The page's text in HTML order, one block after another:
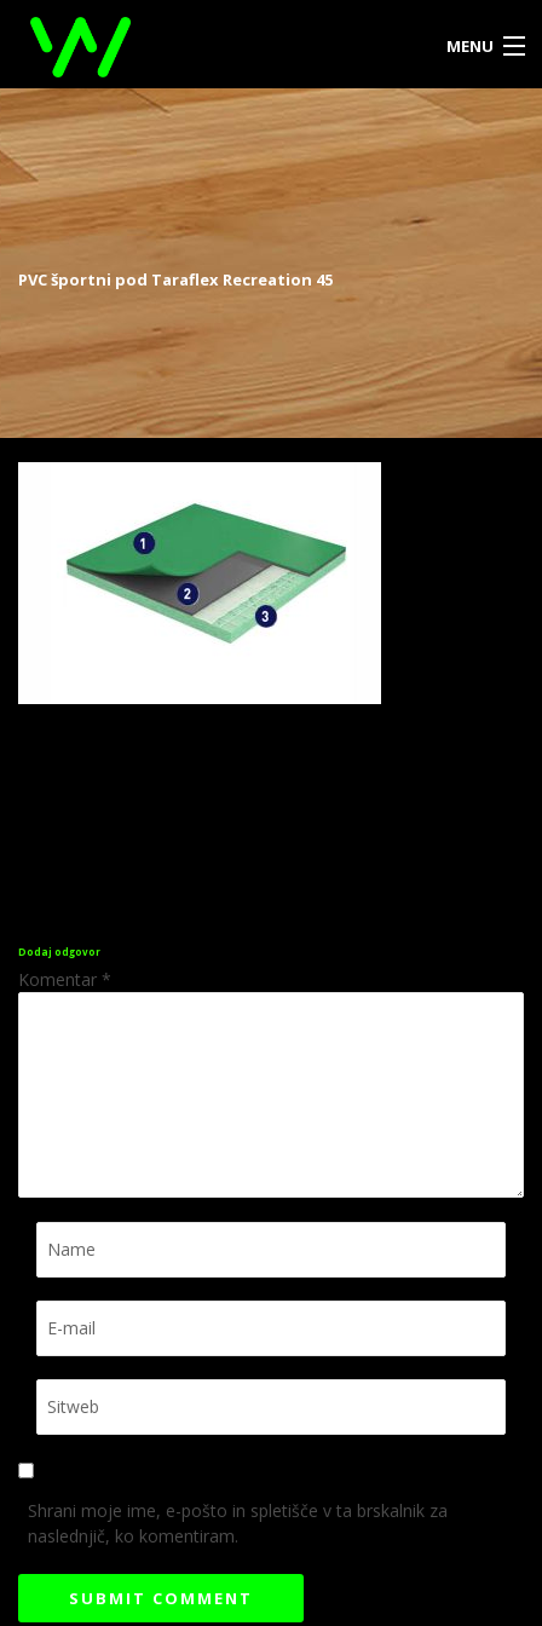
MENU
DOMOV
O PODJETJU
PRODUKTI
KONTAKT
ZA ARHITEKTE
PVC športni pod Taraflex Recreation 45
Dodaj odgovor
Komentar *
Shrani moje ime, e-pošto in spletišče v ta brskalnik za
naslednjič, ko komentiram.